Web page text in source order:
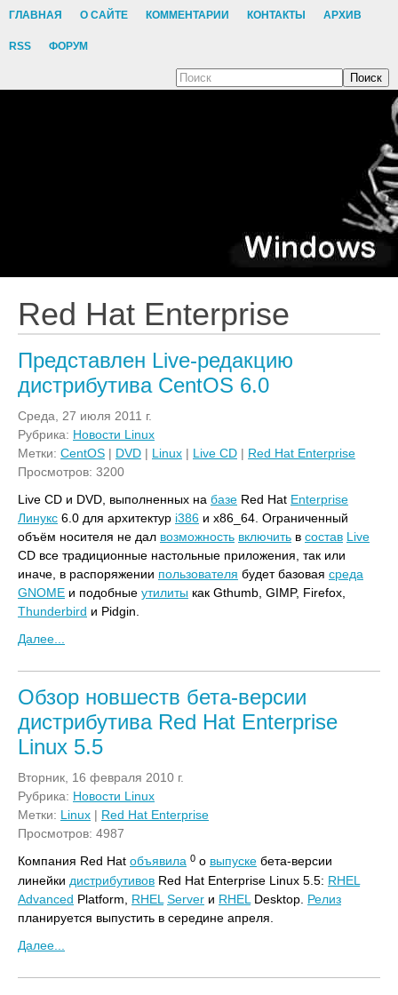
ГЛАВНАЯ О САЙТЕ КОММЕНТАРИИ КОНТАКТЫ АРХИВ
RSS ФОРУМ
Поиск
Red Hat Enterprise
Представлен Live-редакцию
дистрибутива CentOS 6.0
Среда, 27 июля 2011 г.
Рубрика: Новости Linux
Метки: CentOS | DVD | Linux | Live CD | Red Hat Enterprise
Просмотров: 3200
Live CD и DVD, выполненных на базе Red Hat Enterprise
Линукс 6.0 для архитектур i386 и x86_64. Ограниченный
объём носителя не дал возможность включить в состав Live
CD все традиционные настольные приложения, так или
иначе, в распоряжении пользователя будет базовая среда
GNOME и подобные утилиты как Gthumb, GIMP, Firefox,
Thunderbird и Pidgin.
Далее...
Обзор новшеств бета-версии
дистрибутива Red Hat Enterprise
Linux 5.5
Вторник, 16 февраля 2010 г.
Рубрика: Новости Linux
Метки: Linux | Red Hat Enterprise
Просмотров: 4987
Компания Red Hat объявила 0 о выпуске бета-версии
линейки дистрибутивов Red Hat Enterprise Linux 5.5: RHEL
Advanced Platform, RHEL Server и RHEL Desktop. Релиз
планируется выпустить в середине апреля.
Далее...